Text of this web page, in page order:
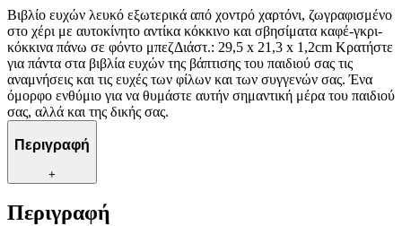
Βιβλίο ευχών λευκό εξωτερικά από χοντρό χαρτόνι, ζωγραφισμένο
στο χέρι με αυτοκίνητο αντίκα κόκκινο και σβησίματα καφέ-γκρι-
κόκκινα πάνω σε φόντο μπεζΔιάστ.: 29,5 x 21,3 x 1,2cm Κρατήστε
για πάντα στα βιβλία ευχών της βάπτισης του παιδιού σας τις
αναμνήσεις και τις ευχές των φίλων και των συγγενών σας. Ένα
όμορφο ενθύμιο για να θυμάστε αυτήν σημαντική μέρα του παιδιού
σας, αλλά και της δικής σας.
Περιγραφή
+
Περιγραφή